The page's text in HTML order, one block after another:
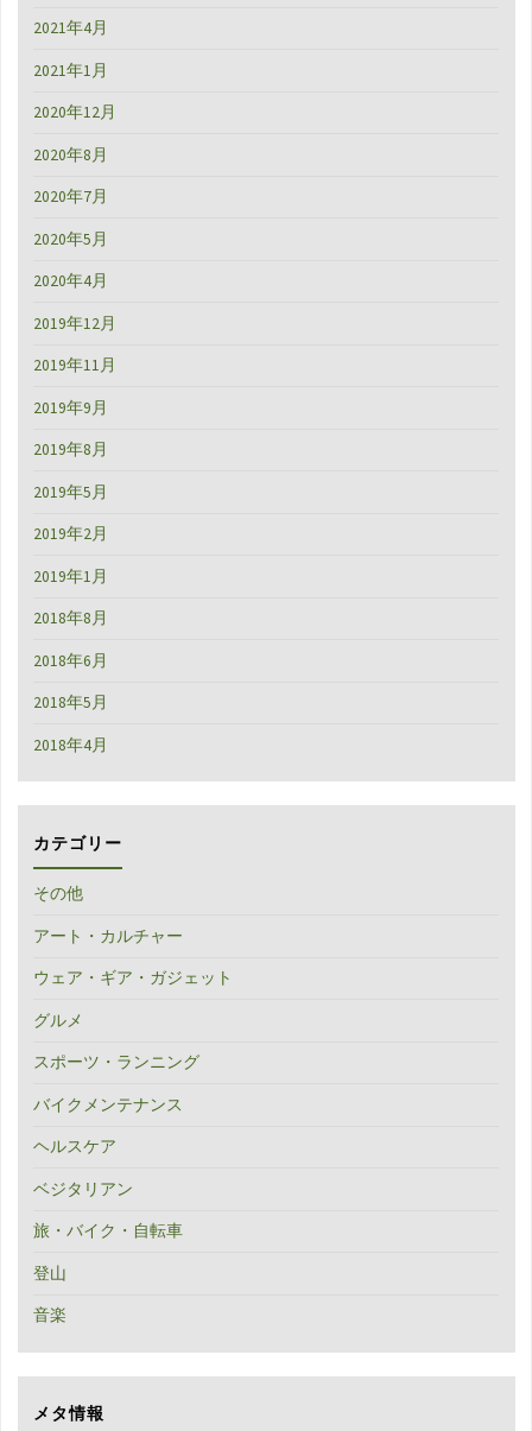
2021年4月
2021年1月
2020年12月
2020年8月
2020年7月
2020年5月
2020年4月
2019年12月
2019年11月
2019年9月
2019年8月
2019年5月
2019年2月
2019年1月
2018年8月
2018年6月
2018年5月
2018年4月
カテゴリー
その他
アート・カルチャー
ウェア・ギア・ガジェット
グルメ
スポーツ・ランニング
バイクメンテナンス
ヘルスケア
ベジタリアン
旅・バイク・自転車
登山
音楽
メタ情報